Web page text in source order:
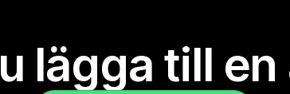
lägga till en